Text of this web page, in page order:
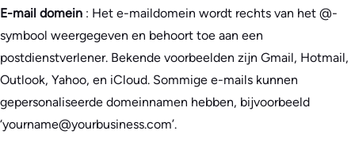
E-mail domein : Het e-maildomein wordt rechts van het @-
symbool weergegeven en behoort toe aan een
postdienstverlener. Bekende voorbeelden zijn Gmail, Hotmail,
Outlook, Yahoo, en iCloud. Sommige e-mails kunnen
gepersonaliseerde domeinnamen hebben, bijvoorbeeld
‘yourname@yourbusiness.com’.